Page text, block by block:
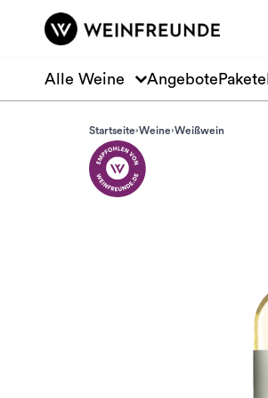
Zum Hauptinhalt springen
Alle Weine Angebote Pakete
Startseite Weine Weißwein